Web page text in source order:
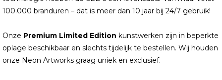
100.000 branduren – dat is meer dan 10 jaar bij 24/7 gebruik!
Onze Premium Limited Edition kunstwerken zijn in beperkte
oplage beschikbaar en slechts tijdelijk te bestellen. Wij houden
onze Neon Artworks graag uniek en exclusief.